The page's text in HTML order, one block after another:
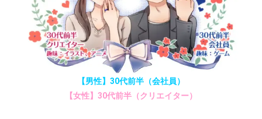
【男性】30代前半（会社員）
【女性】30代前半（クリエイター）